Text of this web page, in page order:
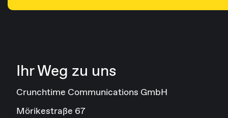
Ihr Weg zu uns
Crunchtime Communications GmbH
Mörikestraße 67